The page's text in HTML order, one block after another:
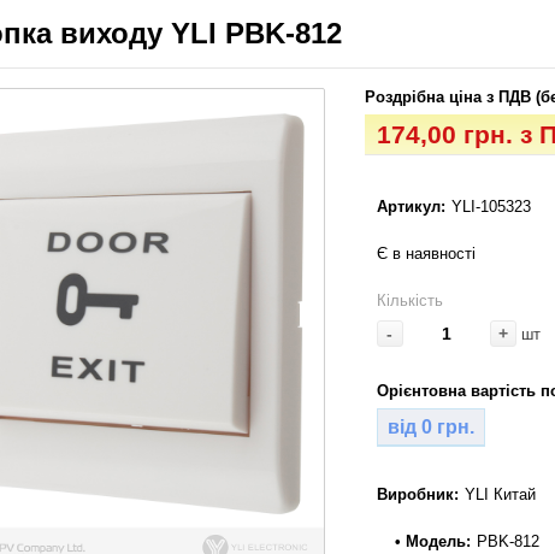
виходу YLI PBK-812
Роздрібна ціна з ПДВ
174,00 грн. з
Артикул: YLI-105323
Є в наявності
Кількість
- + шт
Орієнтовна вартість
від 0 грн.
Виробник: YLI Китай
• Модель: PBK-812